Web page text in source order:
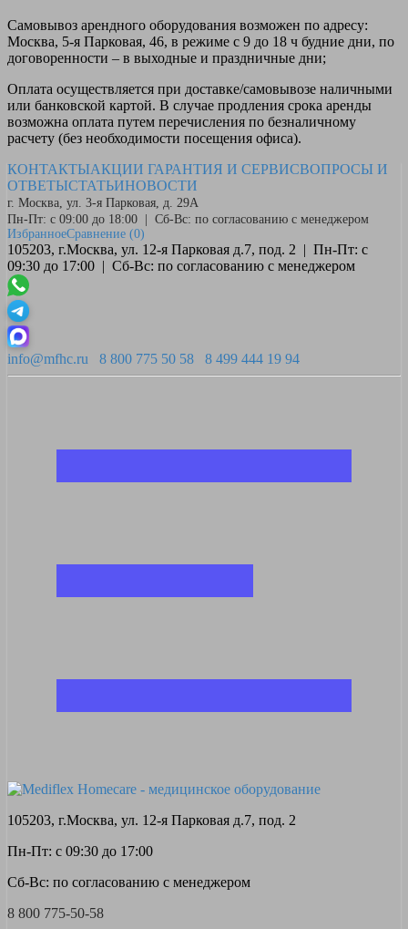
Самовывоз арендного оборудования возможен по адресу:
Москва, 5-я Парковая, 46, в режиме с 9 до 18 ч будние дни, по
договоренности – в выходные и праздничные дни;
Оплата осуществляется при доставке/самовывозе наличными
или банковской картой. В случае продления срока аренды
возможна оплата путем перечисления по безналичному
расчету (без необходимости посещения офиса).
КОНТАКТЫАКЦИИ ГАРАНТИЯ И СЕРВИСВОПРОСЫ И
ОТВЕТЫСТАТЬИНОВОСТИ
г. Москва, ул. 3-я Парковая, д. 29А
Пн-Пт: с 09:00 до 18:00 | Сб-Вс: по согласованию с менеджером
ИзбранноеСравнение (0)
105203, г.Москва, ул. 12-я Парковая д.7, под. 2 | Пн-Пт: с
09:30 до 17:00 | Сб-Вс: по согласованию с менеджером
info@mfhc.ru 8 800 775 50 58 8 499 444 19 94
105203, г.Москва, ул. 12-я Парковая д.7, под. 2
Пн-Пт: с 09:30 до 17:00
Сб-Вс: по согласованию с менеджером
8 800 775-50-58